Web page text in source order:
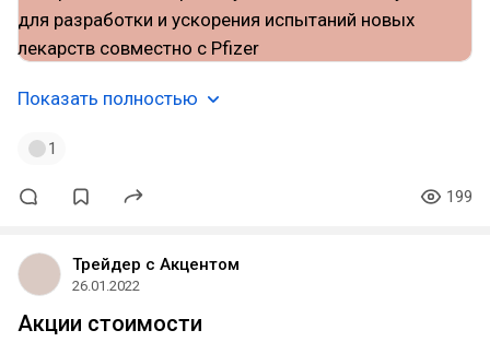
Показать полностью
1
199
Трейдер с Акцентом
26.01.2022
Акции стоимости